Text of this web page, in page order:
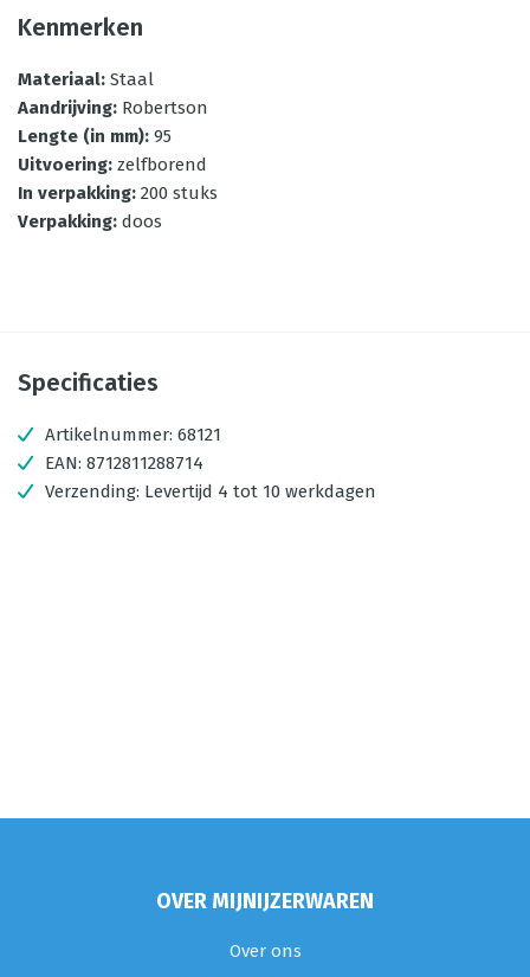
Kenmerken
Materiaal: Staal
Aandrijving: Robertson
Lengte (in mm): 95
Uitvoering: zelfborend
In verpakking: 200 stuks
Verpakking: doos
Specificaties
Artikelnummer: 68121
EAN: 8712811288714
Verzending: Levertijd 4 tot 10 werkdagen
OVER MIJNIJZERWAREN
Over ons